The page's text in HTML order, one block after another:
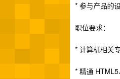
* 参与产品的
职位要求：
* 计算机相关
* 精通